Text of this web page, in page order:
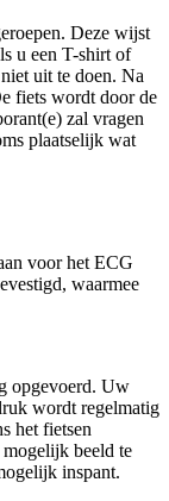
Deze wijst
u een T-shirt of
uit te doen. Na
fiets wordt door de
zal vragen
plaatselijk wat
voor het ECG
waarmee
opgevoerd. Uw
wordt regelmatig
het fietsen
mogelijk beeld te
inspant.